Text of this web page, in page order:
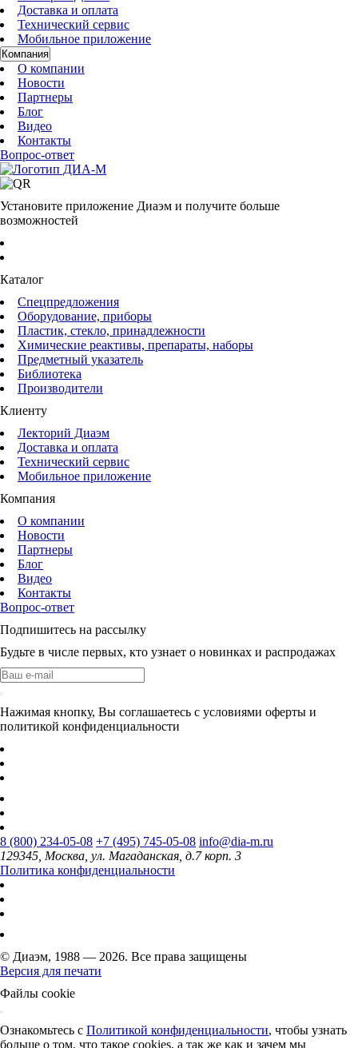
Доставка и оплата
Технический сервис
Мобильное приложение
Компания
О компании
Новости
Партнеры
Блог
Видео
Контакты
Вопрос-ответ
Установите приложение Диаэм и получите больше
возможностей
Каталог
Спецпредложения
Оборудование, приборы
Пластик, стекло, принадлежности
Химические реактивы, препараты, наборы
Предметный указатель
Библиотека
Производители
Клиенту
Лекторий Диаэм
Доставка и оплата
Технический сервис
Мобильное приложение
Компания
О компании
Новости
Партнеры
Блог
Видео
Контакты
Вопрос-ответ
Подпишитесь на рассылку
Будьте в числе первых, кто узнает о новинках и распродажах
Нажимая кнопку, Вы соглашаетесь с условиями оферты и
политикой конфиденциальности
8 (800) 234-05-08 +7 (495) 745-05-08 info@dia-m.ru
129345, Москва, ул. Магаданская, д.7 корп. 3
Политика конфиденциальности
© Диаэм, 1988 — 2026. Все права защищены
Версия для печати
Файлы cookie
Ознакомьтесь с Политикой конфиденциальности, чтобы узнать
больше о том, что такое cookies, а так же как и зачем мы